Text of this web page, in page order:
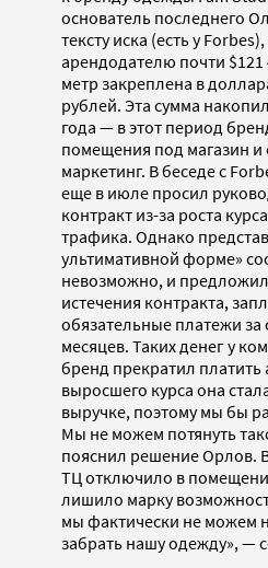
основатель последнего
тексту иска (есть у
арендодателю почти $121
метр закреплена в
рублей. Эта сумма
года — в этот период
помещения под магазин и
маркетинг. В беседе с
еще в июле просил
контракт из-за роста
трафика. Однако
ультимативной форме»
невозможно, и предложил
истечения контракта,
обязательные платежи за
месяцев. Таких денег у
бренд прекратил платить
выросшего курса она
выручке, поэтому мы бы
Мы не можем потянуть
пояснил решение Орлов.
ТЦ отключило в
лишило марку
мы фактически не можем
забрать нашу одежду», —